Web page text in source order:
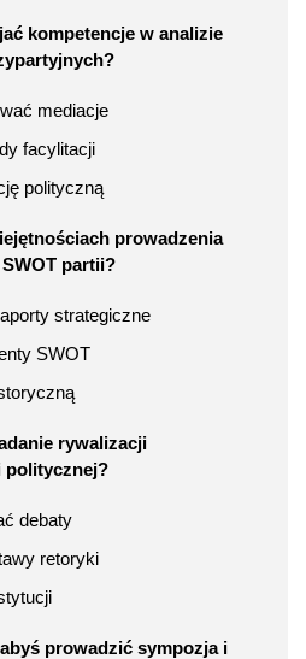
kompetencje w analizie
mediacje
facylitacji
polityczną
prowadzenia
partii?
strategiczne
SWOT
rywalizacji
politycznej?
debaty
retoryki
prowadzić sympozja i